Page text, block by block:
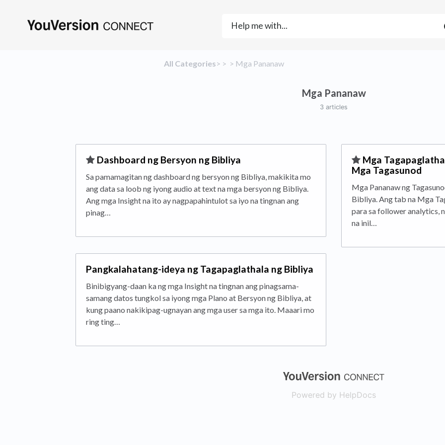
All Categories​>​ ​ > ​ ​ > ​ ​Mga Pananaw
Mga Pananaw
3 articles
​Dashboard ng Bersyon ng Bibliya
Sa pamamagitan ng dashboard ng bersyon ng Bibliya, makikita mo
ang data sa loob ng iyong audio at text na mga bersyon ng Bibliya.
Ang mga Insight na ito ay nagpapahintulot sa iyo na tingnan ang
pinag…
​Mga
Mga Tagasunod
Mga Pananaw ng
Bibliya. Ang tab na Mga
para sa follower analytics,
na inil…
Pangkalahatang-ideya ng Tagapaglathala ng Bibliya
Binibigyang-daan ka ng mga Insight na tingnan ang pinagsama-
samang datos tungkol sa iyong mga Plano at Bersyon ng Bibliya, at
kung paano nakikipag-ugnayan ang mga user sa mga ito. Maaari mo
ring ting…
(opens in a new
Powered by HelpDocs